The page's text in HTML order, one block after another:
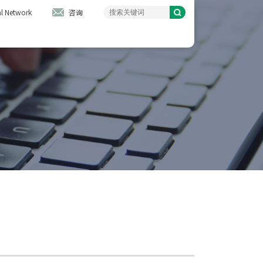
Network 咨询